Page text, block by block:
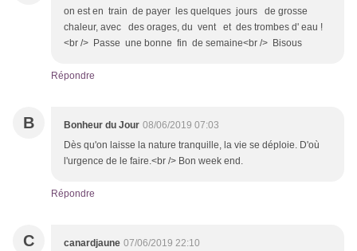
on est en train de payer les quelques jours de grosse
chaleur, avec des orages, du vent et des trombes d' eau !
<br /> Passe une bonne fin de semaine<br /> Bisous
Répondre
B Bonheur du Jour 08/06/2019 07:03
Dès qu'on laisse la nature tranquille, la vie se déploie. D'où
l'urgence de le faire.<br /> Bon week end.
Répondre
C canardjaune 07/06/2019 22:10